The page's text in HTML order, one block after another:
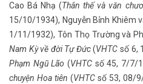
Cao Bá Nhạ (Thân thế và văn
15/10/1934), Nguyễn Bỉnh Khiêm
1/11/1932), Tôn Thọ Trường và
Nam Kỳ về đời Tự Đức(VHTC số 6,
Phạm Ngũ Lão (VHTC số 45, 7/7/
chuyện Hoa tiên (VHTCsố 53, 08/